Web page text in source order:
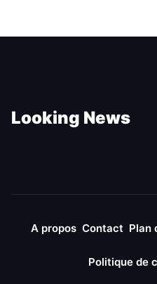
Looking News
A propos Contact Plan
Politique de